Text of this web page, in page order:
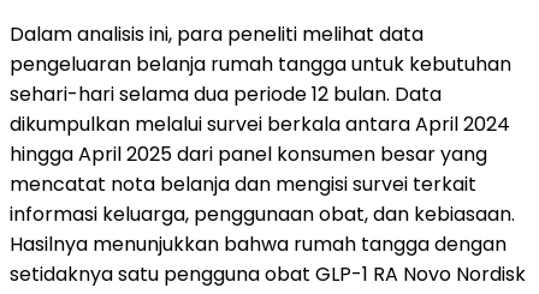
Dalam analisis ini, para peneliti melihat data
pengeluaran belanja rumah tangga untuk kebutuhan
sehari-hari selama dua periode 12 bulan. Data
dikumpulkan melalui survei berkala antara April 2024
hingga April 2025 dari panel konsumen besar yang
mencatat nota belanja dan mengisi survei terkait
informasi keluarga, penggunaan obat, dan kebiasaan.
Hasilnya menunjukkan bahwa rumah tangga dengan
setidaknya satu pengguna obat GLP-1 RA Novo Nordisk